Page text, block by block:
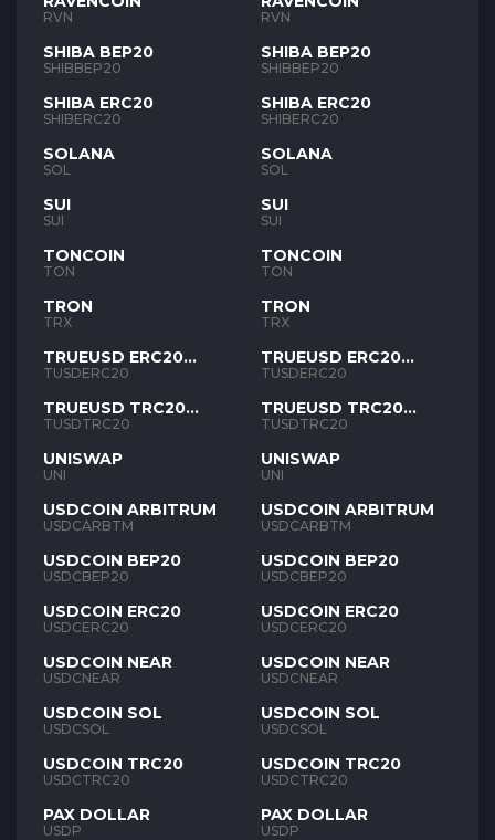
RVN
SHIBA BEP20
SHIBBEP20
SHIBA ERC20
SHIBERC20
SOLANA
SOL
SUI
SUI
TONCOIN
TON
TRON
TRX
TRUEUSD ERC20
TUSD
TUSDERC20
TRUEUSD TRC20
TUSD
TUSDTRC20
UNISWAP
UNI
USDCOIN ARBITRUM
USDCARBTM
USDCOIN BEP20
USDCBEP20
USDCOIN ERC20
USDCERC20
USDCOIN NEAR
USDCNEAR
USDCOIN SOL
USDCSOL
USDCOIN TRC20
USDCTRC20
PAX DOLLAR
USDP
RVN
SHIBA BEP20
SHIBBEP20
SHIBA ERC20
SHIBERC20
SOLANA
SOL
SUI
SUI
TONCOIN
TON
TRON
TRX
TRUEUSD ERC20
TUSD
TUSDERC20
TRUEUSD TRC20
TUSD
TUSDTRC20
UNISWAP
UNI
USDCOIN ARBITRUM
USDCARBTM
USDCOIN BEP20
USDCBEP20
USDCOIN ERC20
USDCERC20
USDCOIN NEAR
USDCNEAR
USDCOIN SOL
USDCSOL
USDCOIN TRC20
USDCTRC20
PAX DOLLAR
USDP